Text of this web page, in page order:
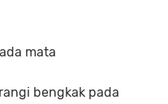
mata
bengkak pada